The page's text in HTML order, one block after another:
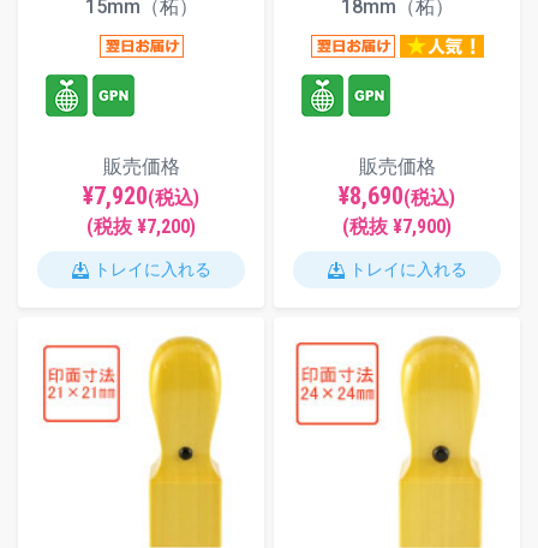
15mm（柘）
販売価格
¥7,920(税込)
(税抜 ¥7,200)
トレイに入れる
18mm（柘）
販売価格
¥8,690(税込)
(税抜 ¥7,900)
トレイに入れる